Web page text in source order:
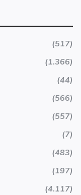
(517)
(1.366)
(44)
(566)
(557)
(7)
(483)
(197)
(4.117)